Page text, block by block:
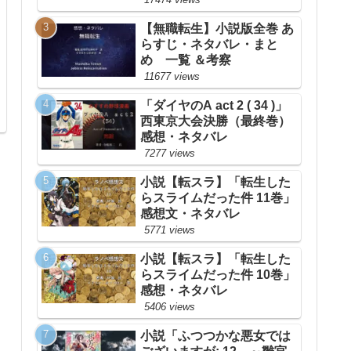
【無職転生】小説版全巻 あ
らすじ・ネタバレ・まと
め 一覧 ＆考察
11677 views
「ダイヤのA act 2 ( 34 )」
西東京大会決勝（最終巻）
感想・ネタバレ
7277 views
小説【転スラ】「転生した
らスライムだった件 11巻」
感想文・ネタバレ
5771 views
小説【転スラ】「転生した
らスライムだった件 10巻」
感想・ネタバレ
5406 views
小説「ふつつかな悪女では